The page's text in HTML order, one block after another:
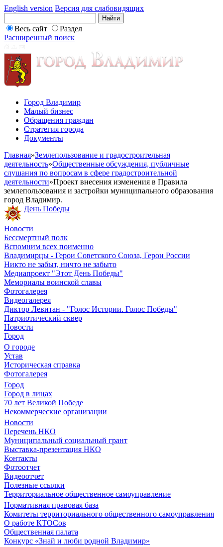
English version Версия для слабовидящих
Весь сайт
Раздел
Расширенный поиск
Город Владимир
Малый бизнес
Обращения граждан
Стратегия города
Документы
Главная»Землепользование и градостроительная
деятельность»Общественные обсуждения, публичные
слушания по вопросам в сфере градостроительной
деятельности»Проект внесения изменения в Правила
землепользования и застройки муниципального образования
город Владимир.
День Победы
Новости
Бессмертный полк
Вспомним всех поименно
Владимирцы - Герои Советского Союза, Герои России
Никто не забыт, ничто не забыто
Медиапроект "Этот День Победы"
Мемориалы воинской славы
Фотогалерея
Видеогалерея
Диктор Левитан - "Голос Истории. Голос Победы"
Патриотический сквер
Новости
Город
О городе
Устав
Историческая справка
Фотогалерея
Город
Город в лицах
70 лет Великой Победе
Некоммерческие организации
Новости
Перечень НКО
Муниципальный социальный грант
Выставка-презентация НКО
Контакты
Фотоотчет
Видеоотчет
Полезные ссылки
Территориальное общественное самоуправление
Нормативная правовая база
Комитеты территориального общественного самоуправления
О работе КТОСов
Общественная палата
Конкурс «Знай и люби родной Владимир»